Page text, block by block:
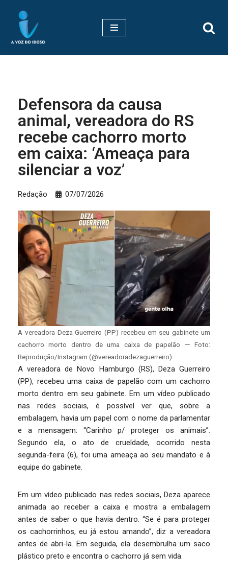
Pular
para
Defensora da causa
animal, vereadora do RS
recebe cachorro morto
em caixa: ‘Ameaça para
silenciar a voz’
Redação 07/07/2026
A vereadora Deza Guerreiro (PP) recebeu em seu gabinete um
cachorro morto dentro de uma caixa de papelão — Foto:
Reprodução/Instagram (@vereadoradezaguerreiro)
A vereadora de Novo Hamburgo (RS), Deza Guerreiro
(PP), recebeu uma caixa de papelão com um cachorro
morto dentro em seu gabinete. Em um vídeo publicado
nas redes sociais, é possível ver que, sobre a
embalagem, havia um papel com o nome da parlamentar
e a mensagem: “Carinho p/ proteger os animais”.
Segundo ela, o ato de crueldade, ocorrido nesta
segunda-feira (6), foi uma ameaça ao seu mandato e à
equipe do gabinete.
Em um vídeo publicado nas redes sociais, Deza aparece
animada ao receber a caixa e mostra a embalagem
antes de saber o que havia dentro. “Se é para proteger
os cachorrinhos, eu já estou amando”, diz a vereadora
antes de abri-la. Em seguida, ela desembrulha um saco
plástico preto e encontra o cachorro já sem vida.